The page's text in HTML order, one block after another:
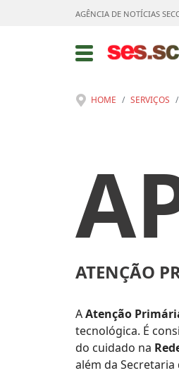
AGÊNCIA DE NOTÍCIAS
HOME SERVIÇOS
ATENÇÃO
AAtenção
tecnológica. É
do cuidado na
além da Secretaria